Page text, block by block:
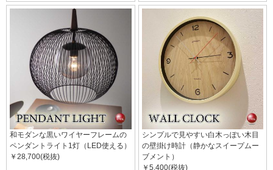
和モダンな黒いワイヤーフレームの
ペンダントライト1灯（LED使える）
￥28,700(税抜)
シンプルで見やすい白木っぽい木目
の壁掛け時計（静かなスイープムー
ブメント）
￥5,400(税抜)